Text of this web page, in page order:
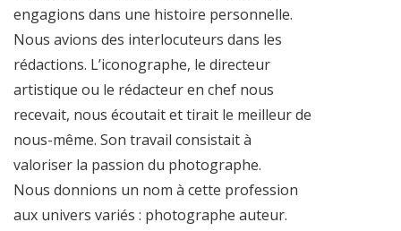
engagions dans une histoire personnelle.
Nous avions des interlocuteurs dans les
rédactions. L’iconographe, le directeur
artistique ou le rédacteur en chef nous
recevait, nous écoutait et tirait le meilleur de
nous-même. Son travail consistait à
valoriser la passion du photographe.
Nous donnions un nom à cette profession
aux univers variés : photographe auteur.